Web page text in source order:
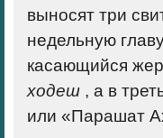
выносят три
недельную
касающийся
ходеш , а в
или «Парашат